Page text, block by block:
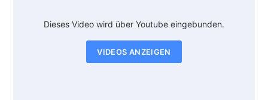
Dieses Video wird über Youtube eingebunden.
VIDEOS ANZEIGEN